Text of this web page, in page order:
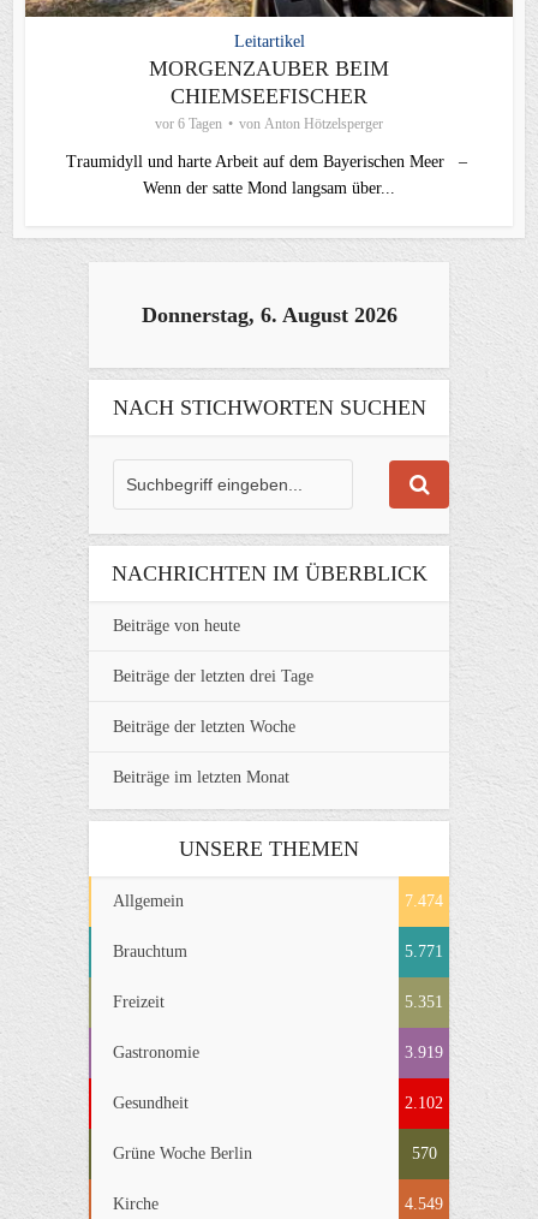
Leitartikel
MORGENZAUBER BEIM
CHIEMSEEFISCHER
vor 6 Tagen von Anton Hötzelsperger
Traumidyll und harte Arbeit auf dem Bayerischen Meer –
Wenn der satte Mond langsam über...
Donnerstag, 6. August 2026
NACH STICHWORTEN SUCHEN
NACHRICHTEN IM ÜBERBLICK
Beiträge von heute
Beiträge der letzten drei Tage
Beiträge der letzten Woche
Beiträge im letzten Monat
UNSERE THEMEN
Allgemein 7.474
Brauchtum 5.771
Freizeit 5.351
Gastronomie 3.919
Gesundheit 2.102
Grüne Woche Berlin 570
Kirche 4.549